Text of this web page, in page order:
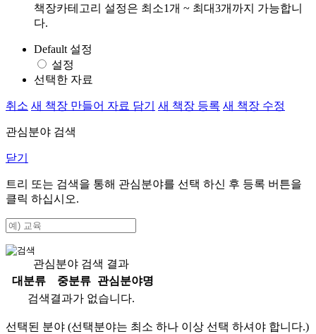
책장카테고리 설정은 최소1개 ~ 최대3개까지 가능합니
다.
Default 설정
설정
선택한 자료
취소 새 책장 만들어 자료 담기 새 책장 등록 새 책장 수정
관심분야 검색
닫기
트리 또는 검색을 통해 관심분야를 선택 하신 후 등록 버튼을
클릭 하십시오.
관심분야 검색 결과
대분류
중분류
관심분야명
검색결과가 없습니다.
선택된 분야 (선택분야는 최소 하나 이상 선택 하셔야 합니다.)